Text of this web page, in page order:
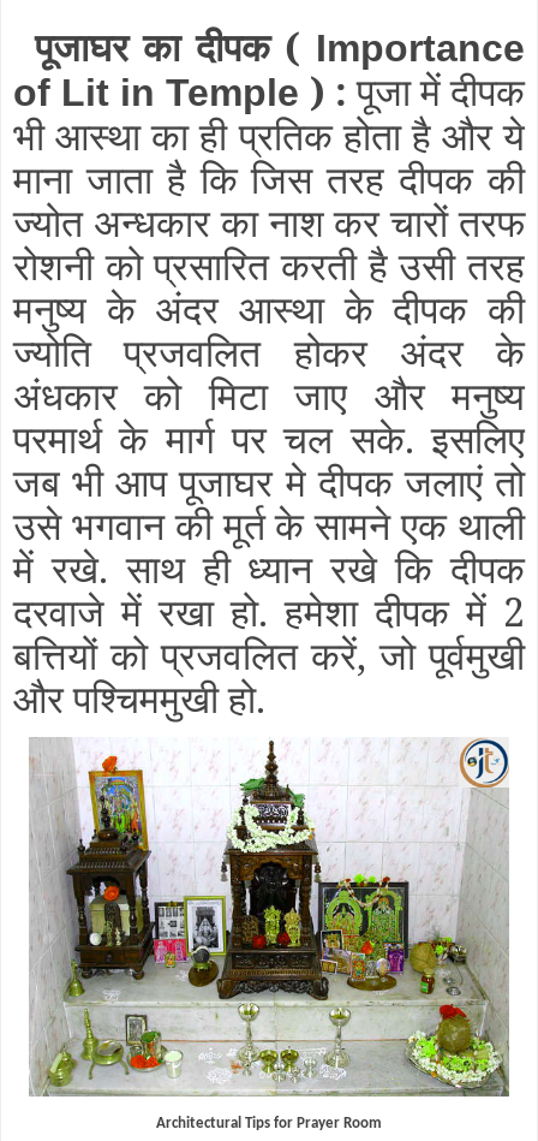
पूजाघर का दीपक ( Importance
of Lit in Temple ) :पूजा में दीपक
भी आस्था का ही प्रतिक होता है और ये
माना जाता है कि जिस तरह दीपक की
ज्योत अन्धकार का नाश कर चारों तरफ
रोशनी को प्रसारित करती है उसी तरह
मनुष्य के अंदर आस्था के दीपक की
ज्योति प्रजवलित होकर अंदर के
अंधकार को मिटा जाए और मनुष्य
परमार्थ के मार्ग पर चल सके. इसलिए
जब भी आप पूजाघर मे दीपक जलाएं तो
उसे भगवान की मूर्त के सामने एक थाली
में रखे. साथ ही ध्यान रखे कि दीपक
दरवाजे में रखा हो. हमेशा दीपक में 2
बत्तियों को प्रजवलित करें, जो पूर्वमुखी
और पश्चिममुखी हो.
Architectural Tips for Prayer Room